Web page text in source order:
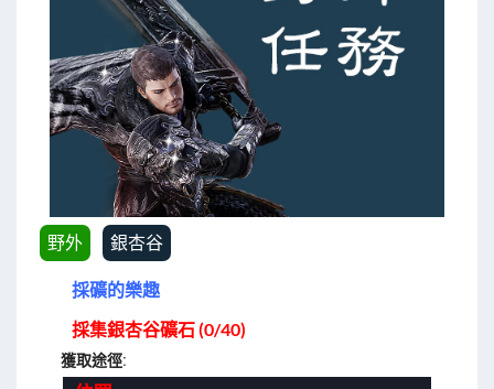
野外 銀杏谷
採礦的樂趣
採集銀杏谷礦石 (0/40)
獲取途徑: